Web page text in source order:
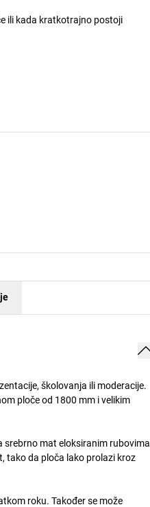
ili kada kratkotrajno postoji
školovanja ili moderacije.
ploče od 1800 mm i velikim
srebrno mat eloksiranim rubovima
tako da ploča lako prolazi kroz
roku. Također se može